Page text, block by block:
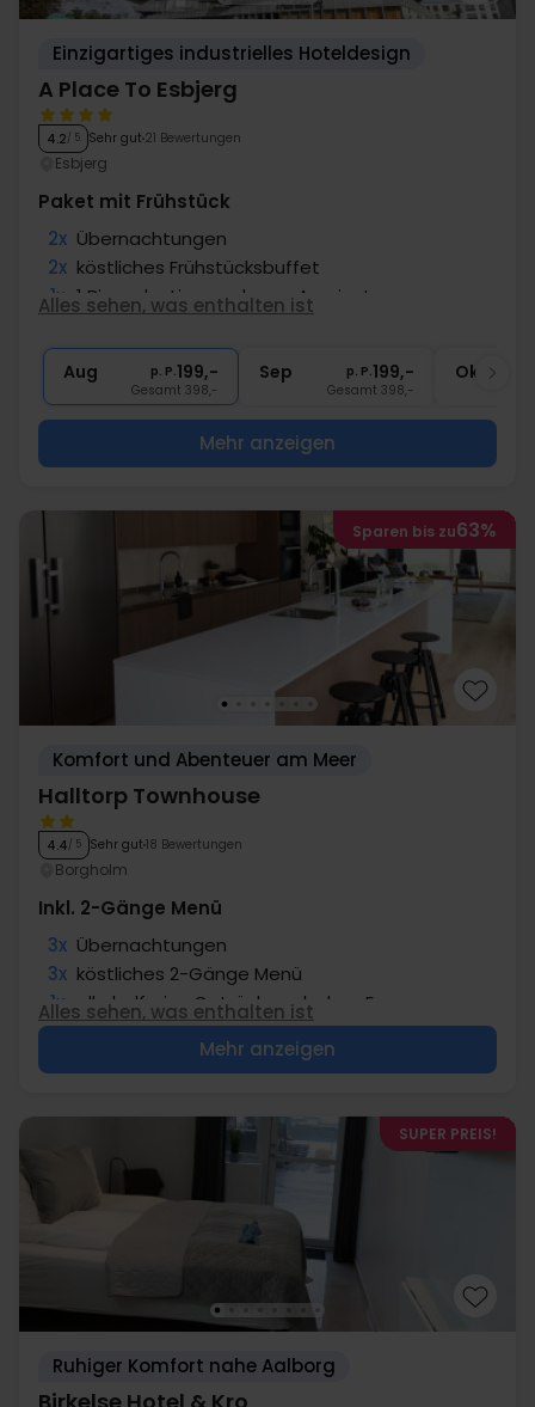
Einzigartiges industrielles Hoteldesign
A Place To Esbjerg
4.2/ 5 Sehr gut 21 Bewertungen
Esbjerg
Paket mit Frühstück
2x Übernachtungen
2x köstliches Frühstücksbuffet
1x 1 Bier oder Limonade am Anreisetag
∞ Gratis Parken
Alles sehen, was enthalten ist
Aug p. P.199,-
Gesamt 398,-
Sep p. P.199,-
Gesamt 398,-
Okt
Mehr anzeigen
Sparen bis zu63%
Komfort und Abenteuer am Meer
Halltorp Townhouse
4.4/ 5 Sehr gut 18 Bewertungen
Borgholm
Inkl. 2-Gänge Menü
3x Übernachtungen
3x köstliches 2-Gänge Menü
1x alkoholfreies Getränk nach dem Essen
3x Entry to the relax area
Alles sehen, was enthalten ist
Mehr anzeigen
SUPER PREIS!
Ruhiger Komfort nahe Aalborg